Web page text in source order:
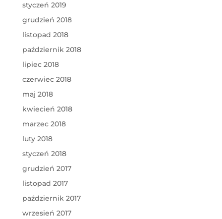
styczeń 2019
grudzień 2018
listopad 2018
październik 2018
lipiec 2018
czerwiec 2018
maj 2018
kwiecień 2018
marzec 2018
luty 2018
styczeń 2018
grudzień 2017
listopad 2017
październik 2017
wrzesień 2017